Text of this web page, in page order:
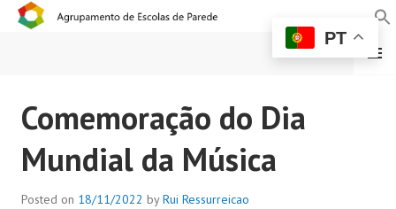
AGRUPAMENTO DE
ESCOLAS DE PAREDE
MENU
Comemoração do Dia
Mundial da Música
Posted on 18/11/2022 byRui Ressurreicao
PT